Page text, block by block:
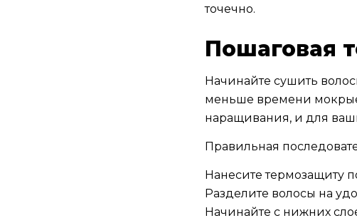
точечно.
Пошаговая
Начинайте сушить
меньше времени мокрые
наращивания, и для
Правильная
Нанесите термозащиту
Разделите волосы на
Начинайте с нижних